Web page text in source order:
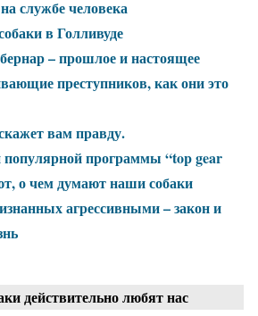
службе человека
в Голливуде
– прошлое и настоящее
преступников, как они это
вам правду.
популярной программы “top gear
о чем думают наши собаки
агрессивными – закон и
действительно любят нас